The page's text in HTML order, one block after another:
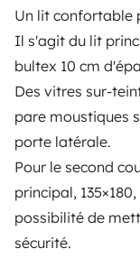
Un lit confortable
Il s'agit du lit
bultex 10 cm
Des vitres sur-
pare moustiques
porte latérale.
Pour le second
principal,
possibilité de
sécurité.
Instagram
X
WOHNMOBIL
Wie funktionierts?
Wohnmobil mieten
Deine ersten